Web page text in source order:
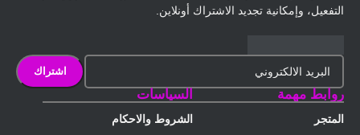
التفعيل، وإمكانية تجديد الاشتراك أونلاين.
روابط مهمة
المتجر
السياسات
الشروط والاحكام